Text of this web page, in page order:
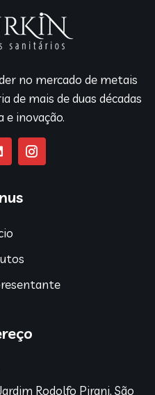
no mercado de metais
de mais de duas décadas
e inovação.
Rodolfo Pirani, São